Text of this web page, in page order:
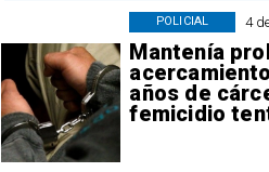
4
Mantenía
años de
femicidio
POLICIAL